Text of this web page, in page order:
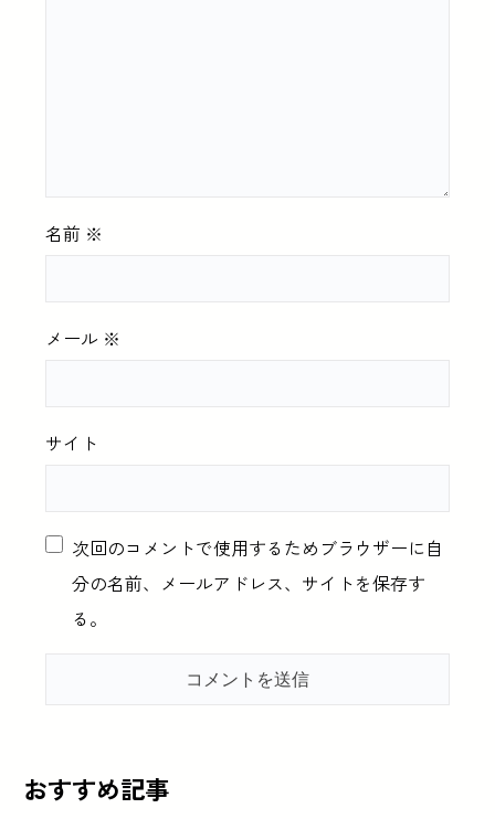
名前 ※
メール ※
サイト
次回のコメントで使用するためブラウザーに自
分の名前、メールアドレス、サイトを保存す
る。
おすすめ記事